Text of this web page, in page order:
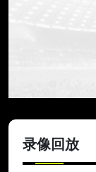
录像回放